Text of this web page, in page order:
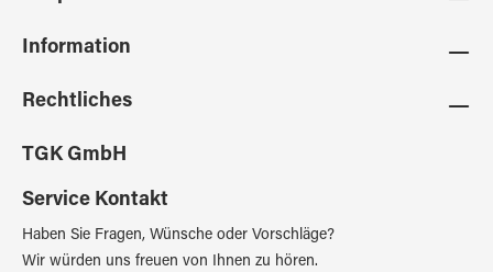
Information
Rechtliches
TGK GmbH
Service Kontakt
Haben Sie Fragen, Wünsche oder Vorschläge?
Wir würden uns freuen von Ihnen zu hören.